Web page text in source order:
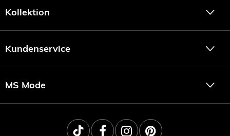
Kollektion
Kundenservice
MS Mode